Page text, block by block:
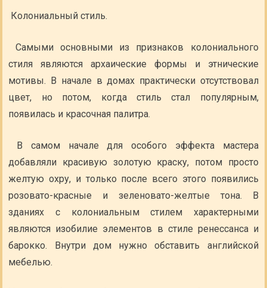
Колониальный стиль.
Самыми основными из признаков колониального
стиля являются архаические формы и этнические
мотивы. В начале в домах практически отсутствовал
цвет, но потом, когда стиль стал популярным,
появилась и красочная палитра.
В самом начале для особого эффекта мастера
добавляли красивую золотую краску, потом просто
желтую охру, и только после всего этого появились
розовато-красные и зеленовато-желтые тона. В
зданиях с колониальным стилем характерными
являются изобилие элементов в стиле ренессанса и
барокко. Внутри дом нужно обставить английской
мебелью.